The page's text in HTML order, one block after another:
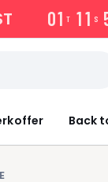
01 T 11 S
Back